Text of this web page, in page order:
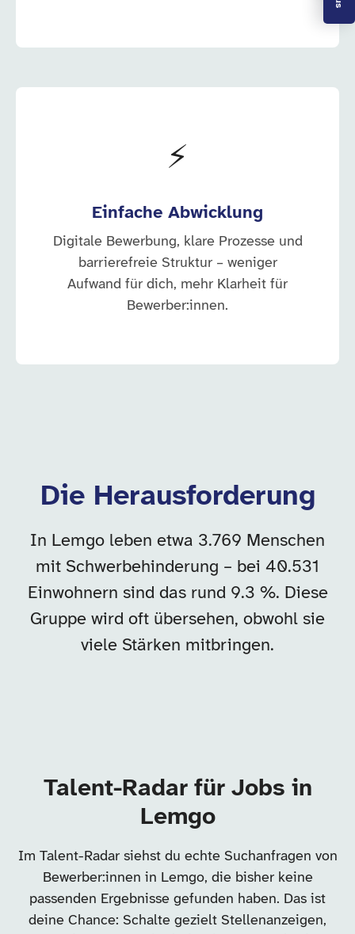
⚡
Einfache Abwicklung
Digitale Bewerbung, klare Prozesse und
barrierefreie Struktur – weniger
Aufwand für dich, mehr Klarheit für
Bewerber:innen.
Die Herausforderung
In Lemgo leben etwa 3.769 Menschen
mit Schwerbehinderung – bei 40.531
Einwohnern sind das rund 9.3 %. Diese
Gruppe wird oft übersehen, obwohl sie
viele Stärken mitbringen.
Talent-Radar für Jobs in
Lemgo
Im Talent-Radar siehst du echte Suchanfragen von
Bewerber:innen in Lemgo, die bisher keine
passenden Ergebnisse gefunden haben. Das ist
deine Chance: Schalte gezielt Stellenanzeigen,